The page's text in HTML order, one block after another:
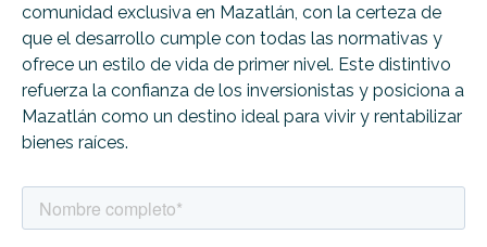
comunidad exclusiva en Mazatlán, con la certeza de
que el desarrollo cumple con todas las normativas y
ofrece un estilo de vida de primer nivel. Este distintivo
refuerza la confianza de los inversionistas y posiciona a
Mazatlán como un destino ideal para vivir y rentabilizar
bienes raíces.